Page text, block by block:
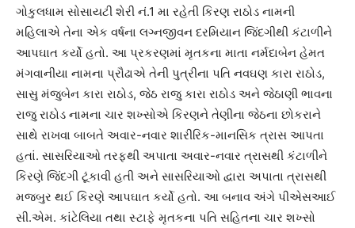
ગોકુલધામ સોસાયટી શેરી નં.1 મા રહેતી કિરણ રાઠોડ નામની
મહિલાએ તેના એક વર્ષના લગ્નજીવન દરમિયાન જિંદગીથી કંટાળીને
આપઘાત કર્યો હતો. આ પ્રકરણમાં મૃતકના માતા નર્મદાબેન હેમત
મંગવાનીયા નામના પ્રૌઢાએ તેની પુત્રીના પતિ નવઘણ કારા રાઠોડ,
સાસુ મંજુબેન કારા રાઠોડ, જેઠ રાજુ કારા રાઠોડ અને જેઠાણી ભાવના
રાજુ રાઠોડ નામના ચાર શખ્સોએ કિરણને તેણીના જેઠના છોકરાને
સાથે રાખવા બાબતે અવાર-નવાર શારીરિક-માનસિક ત્રાસ આપતા
હતાં. સાસરિયાઓ તરફથી અપાતા અવાર-નવાર ત્રાસથી કંટાળીને
કિરણે જિંદગી ટૂંકાવી હતી અને સાસરિયાઓ દ્વારા અપાતા ત્રાસથી
મજબુર થઈ કિરણે આપઘાત કર્યો હતો. આ બનાવ અંગે પીએસઆઈ
સી.એમ. કાંટેલિયા તથા સ્ટાફે મૃતકના પતિ સહિતના ચાર શખ્સો